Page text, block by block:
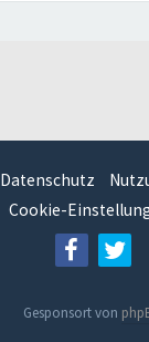
Datenschutz
Cookie-
Gesponsort von